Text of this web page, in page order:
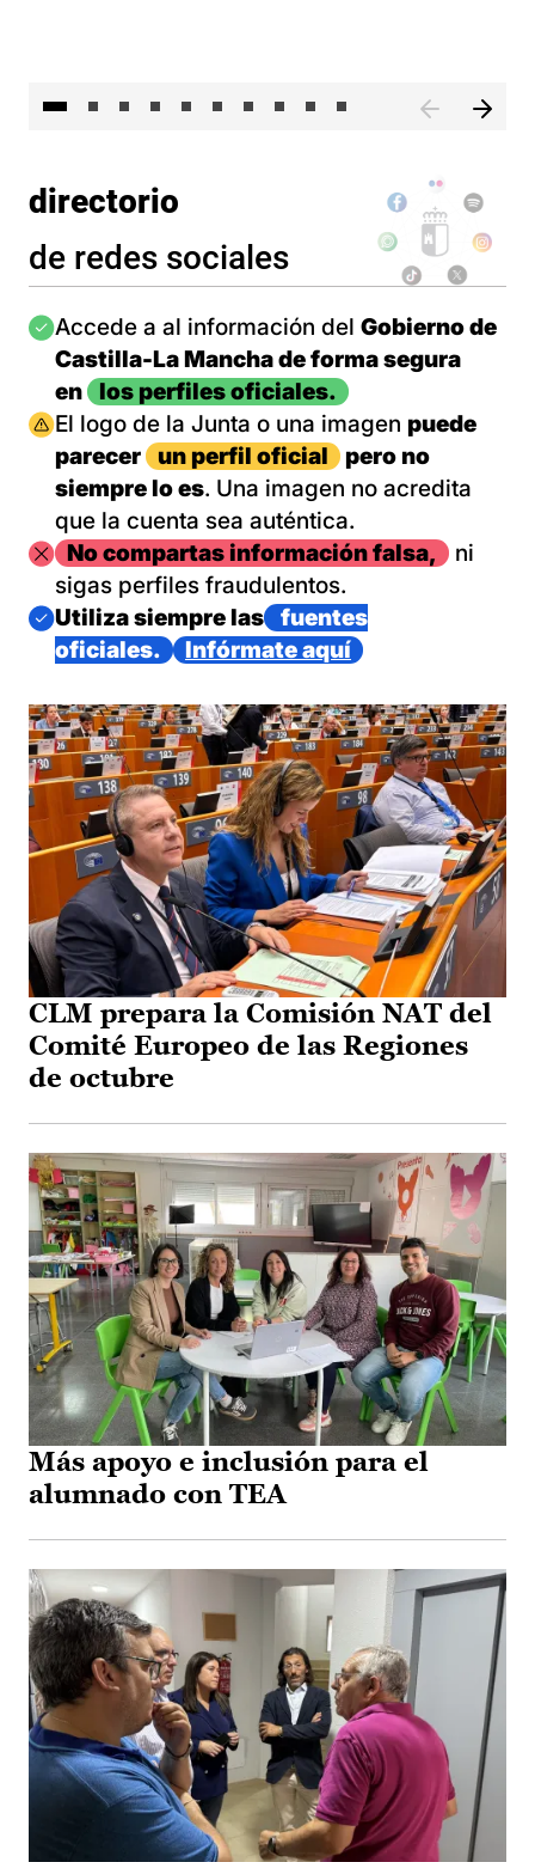
directorio
de redes sociales
Imagen
Accede a al información del Gobierno de
Castilla-La Mancha de forma segura
en
los perfiles oficiales.
Imagen
El logo de la Junta o una imagen puede
parecer
un perfil oficial
pero no
siempre lo es. Una imagen no acredita
que la cuenta sea auténtica.
ImagenNo compartas información falsa,
ni
sigas perfiles fraudulentos.
Imagen
Utiliza siempre las
fuentes
oficiales.
Infórmate aquí
CLM prepara la Comisión NAT del
Comité Europeo de las Regiones
de octubre
Más apoyo e inclusión para el
alumnado con TEA